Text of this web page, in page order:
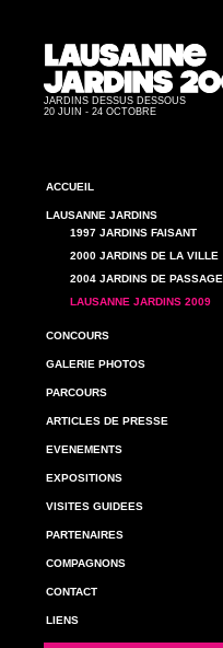
JARDINS DESSUS DESSOUS
20 JUIN - 24 OCTOBRE
ACCUEIL
LAUSANNE JARDINS
1997 JARDINS FAISANT
2000 JARDINS DE LA VILLE
2004 JARDINS DE PASSAGE
LAUSANNE JARDINS 2009
CONCOURS
GALERIE PHOTOS
PARCOURS
ARTICLES DE PRESSE
EVENEMENTS
EXPOSITIONS
VISITES GUIDEES
PARTENAIRES
COMPAGNONS
CONTACT
LIENS